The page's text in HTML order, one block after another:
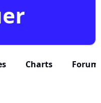
Charts